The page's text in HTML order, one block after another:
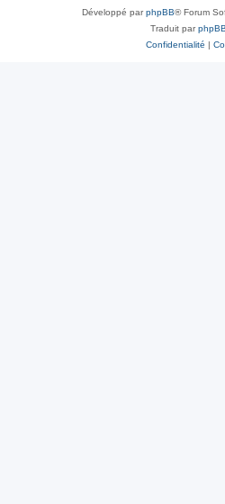
Développé parphpBB® Forum
Traduit par
Confidentialité |